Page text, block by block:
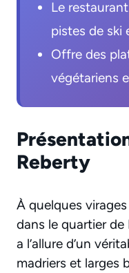
Le
pistes de ski
Offre des
végétariens
Reberty
À quelques
dans le quartier
a l’allure d’un
madriers et larges